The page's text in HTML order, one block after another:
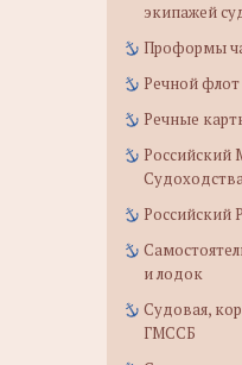
экипажей
Проформы
Речной флот
Речные
Российский
Российский
и лодок
Судовая,
ГМССБ